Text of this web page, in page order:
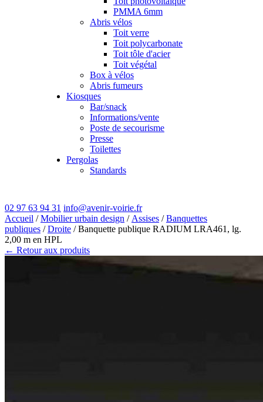
PMMA 6mm
Abris vélos
Toit verre
Toit polycarbonate
Toit tôle d'acier
Toit végétal
Box à vélos
Abris fumeurs
Kiosques
Bar/snack
Informations/vente
Poste de secourisme
Presse
Toilettes
Pergolas
Standards
02 97 63 94 31 info@avenir-voirie.fr
Accueil /Mobilier urbain design / Assises /Banquettes
publiques /Droite / Banquette publique RADIUM LRA461, lg.
2,00 m en HPL
← Retour aux produits